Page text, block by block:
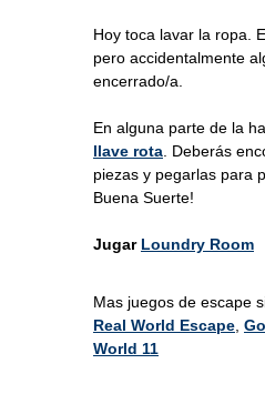
Hoy toca lavar la ropa.
pero accidentalmente
encerrado/a.
En alguna parte de la
llave rota. Deberás
piezas y pegarlas para
Buena Suerte!
Jugar Loundry Room
Mas juegos de escape
Real World Escape,
World 11